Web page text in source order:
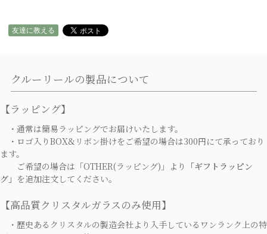
友達に教える
クルーリールの製品について
【ラッピング】
・通常は簡易ラッピングでお届けいたします。
・ロゴ入りBOX&リボン掛けをご希望の場合は300円にて承っており
ます。
ご希望の場合は「OTHER(ラッピング)」より
「ギフトラッピン
グ」 を追加注文してください。
【高品質クリスタルガラスのみ使用】
・歴史あるクリスタルの製造会社より入手しているワンランク上の特